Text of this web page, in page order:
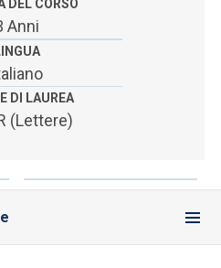
STAFF
DEL CORSO
Anni
DI LAUREA
(Lettere)